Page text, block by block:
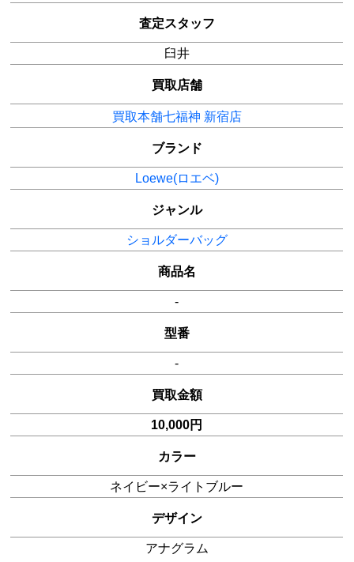
査定スタッフ
臼井
買取店舗
買取本舗七福神 新宿店
ブランド
Loewe(ロエベ)
ジャンル
ショルダーバッグ
商品名
-
型番
-
買取金額
10,000円
カラー
ネイビー×ライトブルー
デザイン
アナグラム